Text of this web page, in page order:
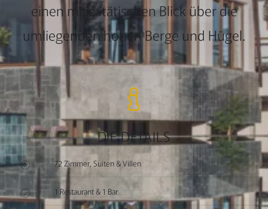
einen majestätischen Blick über die
umliegenden hohen Berge und Hügel.
DIE DETAILS
72 Zimmer, Suiten & Villen
1 Restaurant & 1 Bar